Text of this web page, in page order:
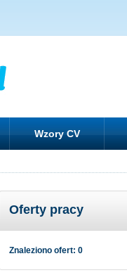
Wzory CV
Oferty pracy
Znaleziono ofert: 0